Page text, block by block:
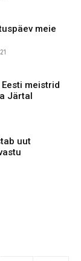
meie
meistrid
Järtal
uut